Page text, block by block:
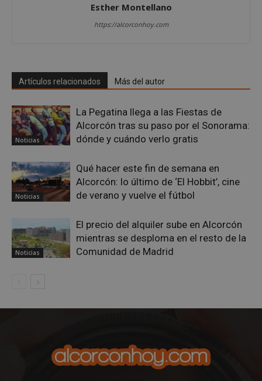
Esther Montellano
https://alcorconhoy.com
Artículos relacionados Más del autor
Noticias
La Pegatina llega a las Fiestas de
Alcorcón tras su paso por el Sonorama:
dónde y cuándo verlo gratis
Noticias
Qué hacer este fin de semana en
Alcorcón: lo último de ‘El Hobbit’, cine
de verano y vuelve el fútbol
Noticias
El precio del alquiler sube en Alcorcón
mientras se desploma en el resto de la
Comunidad de Madrid
AWSALBCORS
Amazon.com
Inc.
1 semana
Google
Privacy Policy